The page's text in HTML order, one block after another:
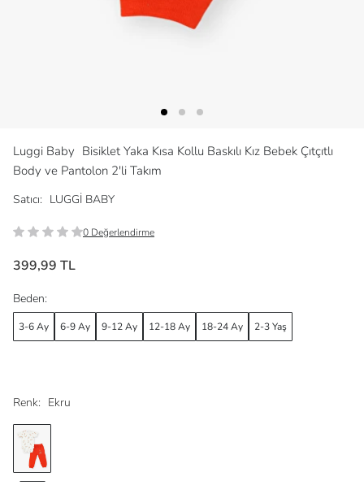
Luggi Baby Bisiklet Yaka Kısa Kollu Baskılı Kız Bebek Çıtçıtlı
Body ve Pantolon 2'li Takım
Satıcı: LUGGİ BABY
0 Değerlendirme
399,99 TL
Renk: Ekru
Beden:
3-6 Ay 6-9 Ay 9-12 Ay 12-18 Ay 18-24 Ay 2-3 Yaş